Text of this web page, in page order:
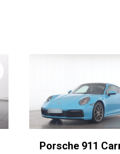
Porsche 911